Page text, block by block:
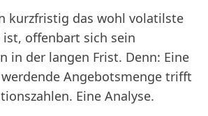
kurzfristig das wohl volatilste
offenbart sich sein
in der langen Frist. Denn: Eine
Angebotsmenge trifft
Eine Analyse.